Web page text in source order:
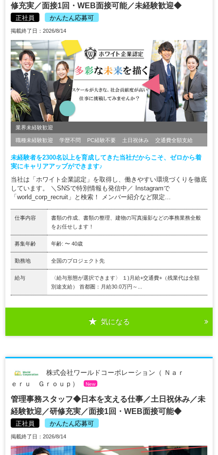
修充実／面接1回・WEB面接可能／未経験歓迎◆
正社員 かんたん応募可
掲載終了日：2026/8/14
業界未経験歓迎
職種未経験歓迎 学歴不問 PC経験不要 土日祝休み 交通費全額支給
未経験者を2300名以上を育成してきた当社だからこそ、ゼロから着
実にキャリアアップができます♪
当社は「ホワイト企業認定」を取得し、働きやすい環境づくりを徹底
しています。 ＼SNSで特別情報も発信中／ Instagramで
「world_corp_recruit」と検索！ メンバー紹介など限定...
仕事内容
書類の作成、書類の整理、建物の写真撮影などの事務業務全般
をお任せします！
募集年齢 年齢: 〜 40歳
勤務地 全国のプロジェクト先
給与
〈給与形態が選択できます〉 １)月給+交通費+（残業代は全額
別途支給） 首都圏：月給30.0万円～...
気になる
株式会社ワールドコーポレーション（ Ｎａｒ
ｅｒｕ Ｇｒｏｕｐ）
New
管理事務スタッフ◆日本を支える仕事／土日祝休み／未
経験歓迎／研修充実／面接1回・WEB面接可能◆
正社員 かんたん応募可
掲載終了日：2026/8/14